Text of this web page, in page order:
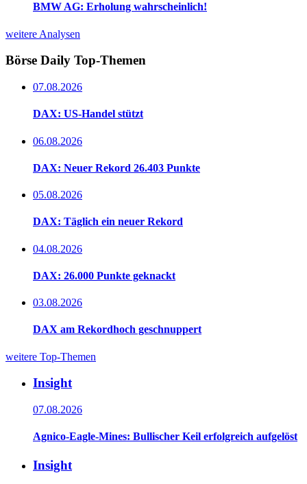
BMW AG: Erholung wahrscheinlich!
weitere Analysen
Börse Daily Top-Themen
07.08.2026
DAX: US-Handel stützt
06.08.2026
DAX: Neuer Rekord 26.403 Punkte
05.08.2026
DAX: Täglich ein neuer Rekord
04.08.2026
DAX: 26.000 Punkte geknackt
03.08.2026
DAX am Rekordhoch geschnuppert
weitere Top-Themen
Insight
07.08.2026
Agnico-Eagle-Mines: Bullischer Keil erfolgreich aufgelöst
Insight